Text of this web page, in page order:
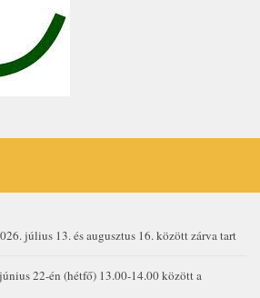
július 13. és augusztus 16. között zárva tart
22-én (hétfő) 13.00-14.00 között a